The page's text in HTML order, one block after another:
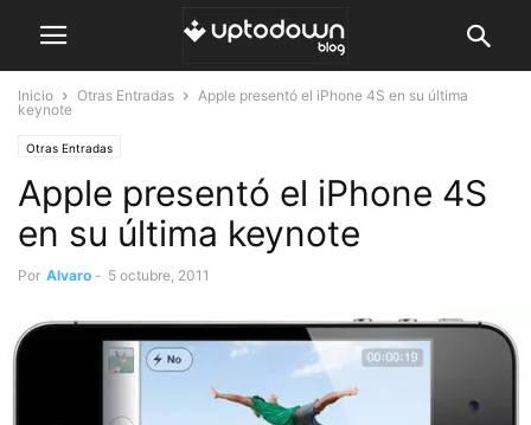
Inicio Otras Entradas
Apple presentó el iPhone 4S en su última
keynote
Otras Entradas
Apple presentó el iPhone 4S
en su última keynote
Por Alvaro - 5 octubre, 2011